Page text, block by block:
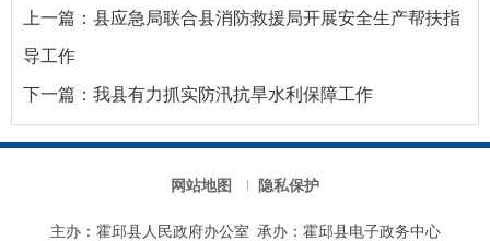
上一篇： 县应急局联合县消防救援局开展安全生产帮扶指
导工作
下一篇： 我县有力抓实防汛抗旱水利保障工作
网站地图 隐私保护
主办：霍邱县人民政府办公室 承办：霍邱县电子政务中心